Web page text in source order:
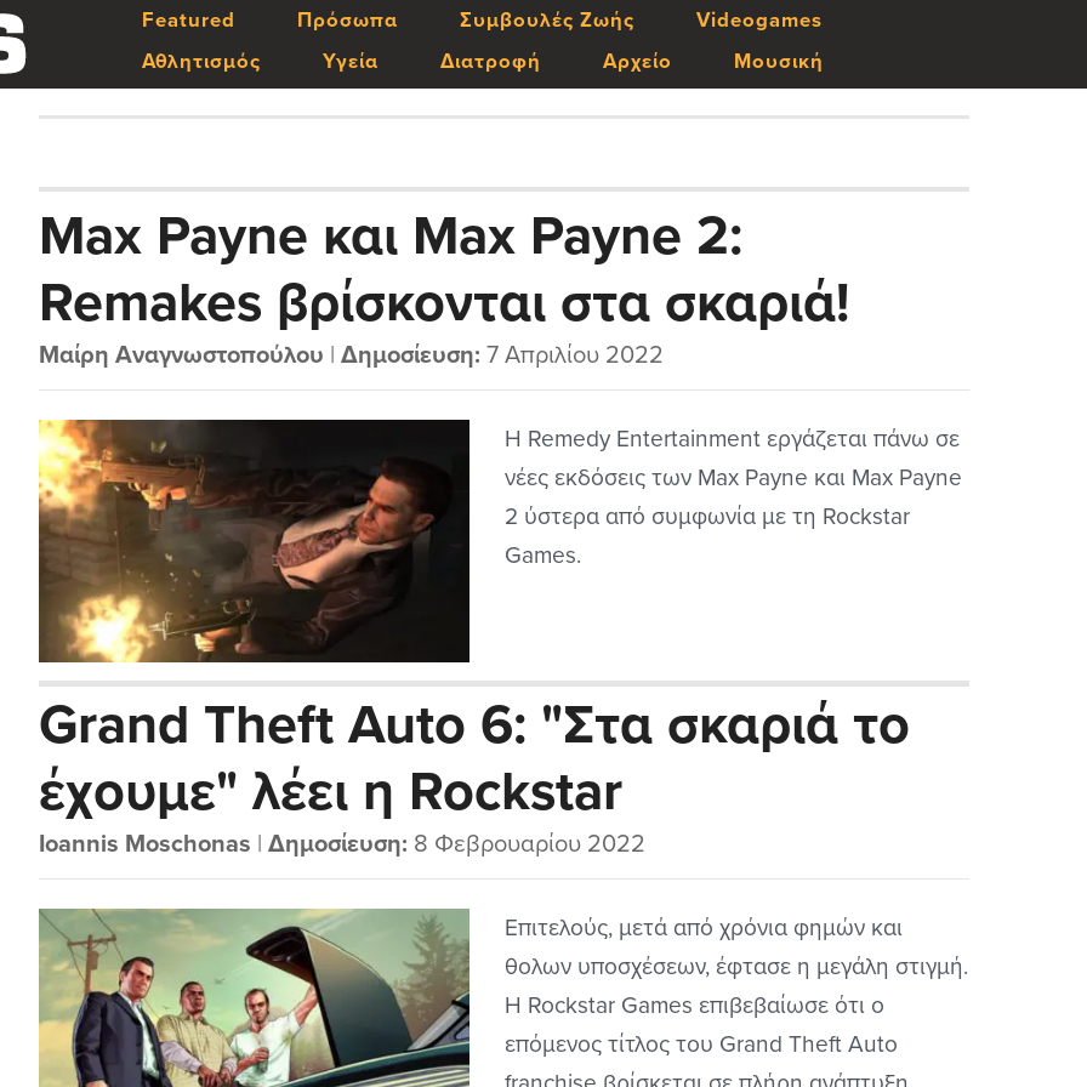
Featured Πρόσωπα Συμβουλές Ζωής
Videogames
Αθλητισμός
Υγεία Διατροφή Αρχείο Μουσική
Max Payne και Max Payne 2:
Remakes βρίσκονται στα σκαριά!
Μαίρη Αναγνωστοπούλου |Δημοσίευση: 7 Απριλίου 2022
Η Remedy Entertainment εργάζεται πάνω σε
νέες εκδόσεις των Max Payne και Max Payne
2 ύστερα από συμφωνία με τη Rockstar
Games.
Grand Theft Auto 6: "Στα σκαριά το
έχουμε" λέει η Rockstar
Ioannis Moschonas |Δημοσίευση: 8 Φεβρουαρίου 2022
Επιτελούς, μετά από χρόνια φημών και
θoλων υποσχέσεων, έφτασε η μεγάλη στιγμή.
Η Rockstar Games επιβεβαίωσε ότι ο
επόμενος τίτλος του Grand Theft Auto